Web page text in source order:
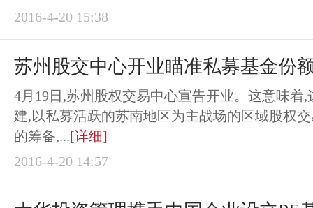
2016-4-20 15:38
苏州股交中心开业瞄准私募基金份
4月19日,苏州股权交易中心宣告开业。这意味着
建,以私募活跃的苏南地区为主战场的区域股权
的筹备,...[详细]
2016-4-20 14:57